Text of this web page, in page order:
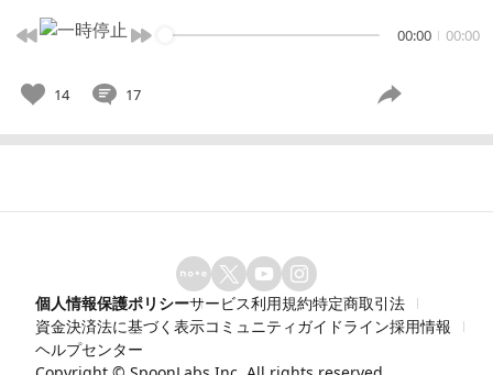
00:00 00:00
14 17
個人情報保護ポリシーサービス利用規約特定商取引法
資金決済法に基づく表示コミュニティガイドライン採用情報
ヘルプセンター